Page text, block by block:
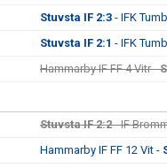
Stuvsta IF 2:3 - IFK
Stuvsta IF 2:1 - IFK
Hammarby IF FF 4 Vitr -
Stuvsta IF 2:2- IF
Hammarby IF FF 12 Vit -